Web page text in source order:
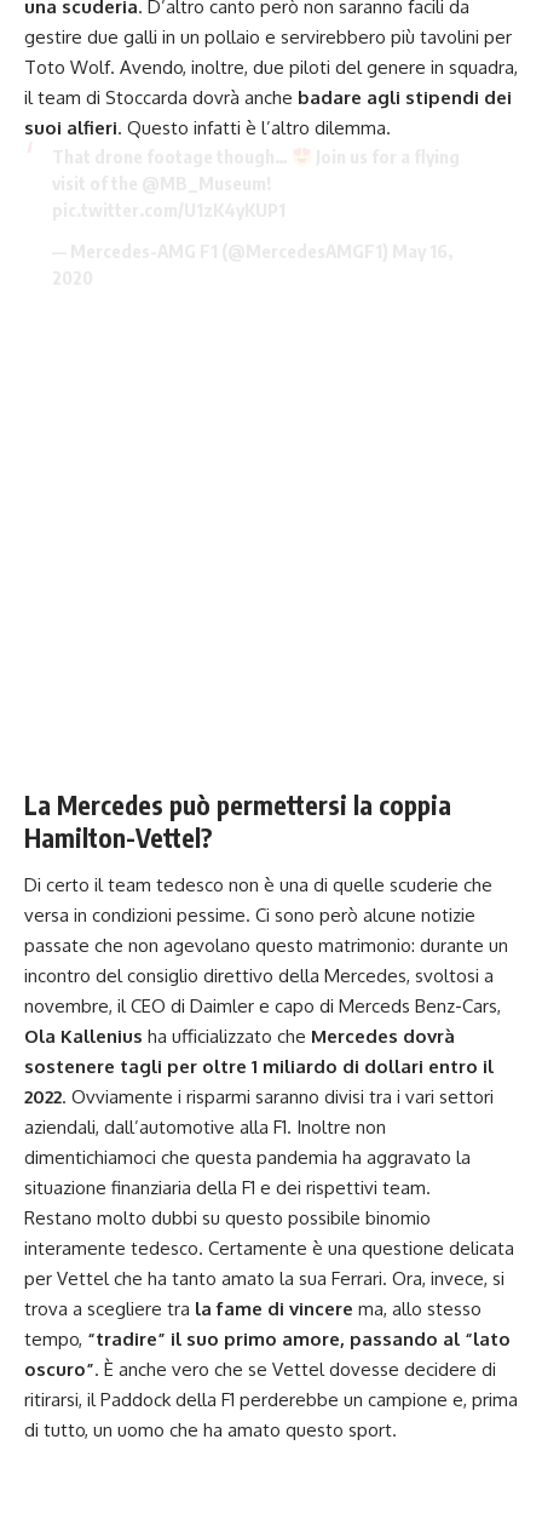
una scuderia. D’altro canto però non saranno facili da
gestire due galli in un pollaio e servirebbero più tavolini per
Toto Wolf. Avendo, inoltre, due piloti del genere in squadra,
il team di Stoccarda dovrà anche badare agli stipendi dei
suoi alfieri. Questo infatti è l’altro dilemma.
La Mercedes può permettersi la coppia
Hamilton-Vettel?
Di certo il team tedesco non è una di quelle scuderie che
versa in condizioni pessime. Ci sono però alcune notizie
passate che non agevolano questo matrimonio: durante un
incontro del consiglio direttivo della Mercedes, svoltosi a
novembre, il CEO di Daimler e capo di Merceds Benz-Cars,
Ola Kallenius ha ufficializzato che Mercedes dovrà
sostenere tagli per oltre 1 miliardo di dollari entro il
2022. Ovviamente i risparmi saranno divisi tra i vari settori
aziendali, dall’automotive alla F1. Inoltre non
dimentichiamoci che questa pandemia ha aggravato la
situazione finanziaria della F1 e dei rispettivi team.
Restano molto dubbi su questo possibile binomio
interamente tedesco. Certamente è una questione delicata
per Vettel che ha tanto amato la sua Ferrari. Ora, invece, si
trova a scegliere tra la fame di vincere ma, allo stesso
tempo, “tradire” il suo primo amore, passando al “lato
oscuro”. È anche vero che se Vettel dovesse decidere di
ritirarsi, il Paddock della F1 perderebbe un campione e, prima
di tutto, un uomo che ha amato questo sport.